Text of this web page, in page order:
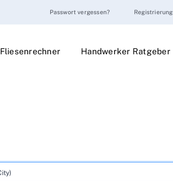
Passwort vergessen? Registrierung
Fliesenrechner Handwerker Ratgeber